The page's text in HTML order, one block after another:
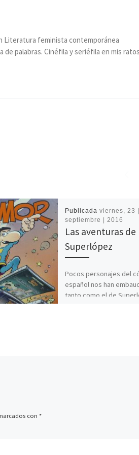
Literatura feminista contemporánea
de palabras. Cinéfila y seriéfila en mis ratos
Publicada viernes, 23 |
septiembre | 2016
Las aventuras de
Superlópez
Pocos personajes del
español nos han
tanto como el de
con *